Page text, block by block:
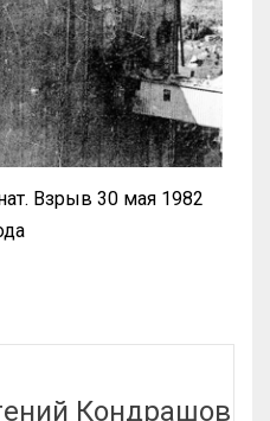
Взрыв 30 мая 1982
Кондрашов